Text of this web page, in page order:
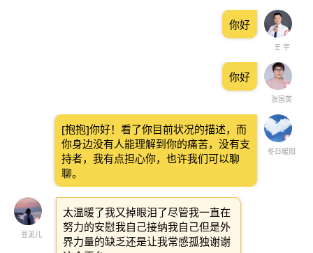
王 宇
你好
张国英
你好
冬日暖阳
[抱抱]你好！看了你目前状况的描述，而
你身边没有人能理解到你的痛苦，没有支
持者，我有点担心你，也许我们可以聊
聊。
豆泥儿
太温暖了我又掉眼泪了尽管我一直在
努力的安慰我自己接纳我自己但是外
界力量的缺乏还是让我常感孤独谢谢